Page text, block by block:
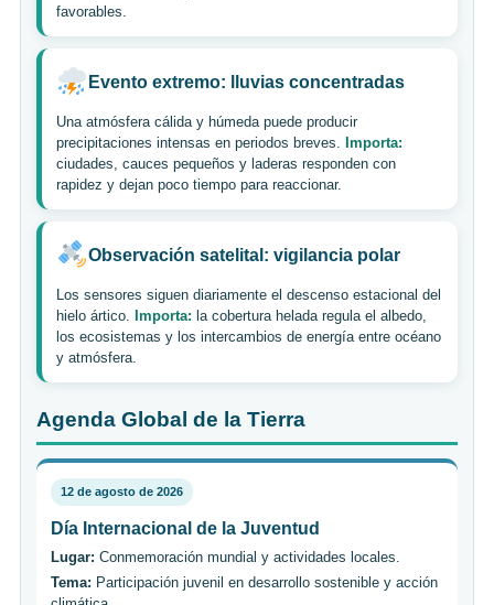
favorables.
Evento extremo: lluvias concentradas
Una atmósfera cálida y húmeda puede producir
precipitaciones intensas en periodos breves.
Importa:
ciudades, cauces pequeños y laderas responden con
rapidez y dejan poco tiempo para reaccionar.
Observación satelital: vigilancia polar
Los sensores siguen diariamente el descenso estacional del
hielo ártico.
Importa: la cobertura helada regula el albedo,
los ecosistemas y los intercambios de energía entre océano
y atmósfera.
Agenda Global de la Tierra
12 de agosto de 2026
Día Internacional de la Juventud
Lugar: Conmemoración mundial y actividades locales.
Tema: Participación juvenil en desarrollo sostenible y acción